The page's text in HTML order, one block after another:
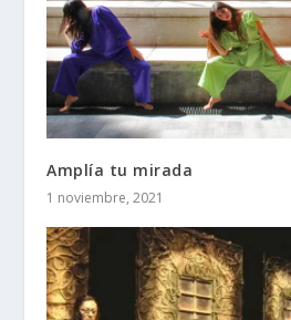
Amplía tu mirada
1 noviembre, 2021